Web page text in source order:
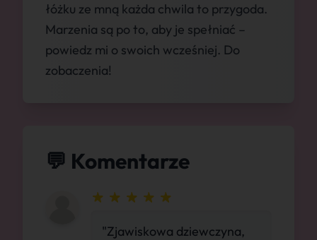
łóżku ze mną każda chwila to przygoda.
Marzenia są po to, aby je spełniać –
powiedz mi o swoich wcześniej. Do
zobaczenia!
💬 Komentarze
"Zjawiskowa dziewczyna,